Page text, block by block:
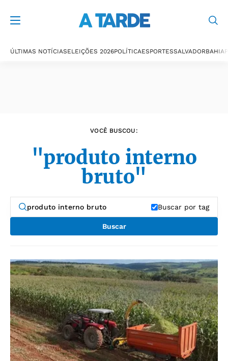
ÚLTIMAS NOTÍCIASELEIÇÕES 2026POLÍTICAESPORTESSALVADORBAHIA
VOCÊ BUSCOU:
"produto interno
bruto"
Buscar por tag
Buscar